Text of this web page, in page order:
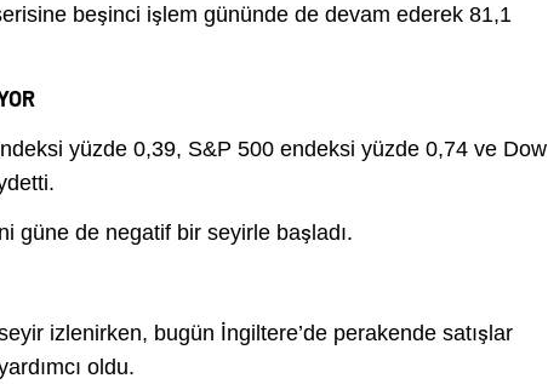
beşinci işlem gününde de devam ederek 81,1
yüzde 0,39, S&P 500 endeksi yüzde 0,74 ve Dow
güne de negatif bir seyirle başladı.
izlenirken, bugün İngiltere’de perakende satışlar
oldu.